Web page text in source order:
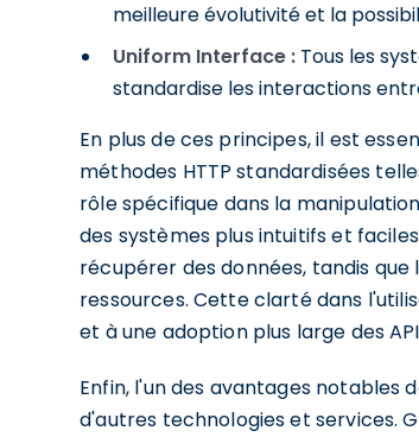
meilleure évolutivité et la
Uniform Interface : Tous les
standardise les interactions
En plus de ces principes, il est
méthodes HTTP standardisées
rôle spécifique dans la
des systèmes plus intuitifs et
récupérer des données, tandis
ressources. Cette clarté dans
et à une adoption plus large des
Enfin, l'un des avantages notables
d'autres technologies et services.